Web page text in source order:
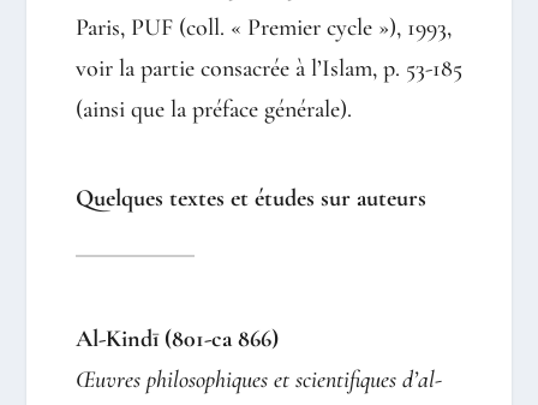
Paris, PUF (coll. « Premier cycle »), 1993,
voir la partie consacrée à l’Islam, p. 53-185
(ainsi que la préface générale).
Quelques textes et études sur auteurs
Al-Kindī (801-ca 866)
Œuvres philosophiques et scientifiques d’al-